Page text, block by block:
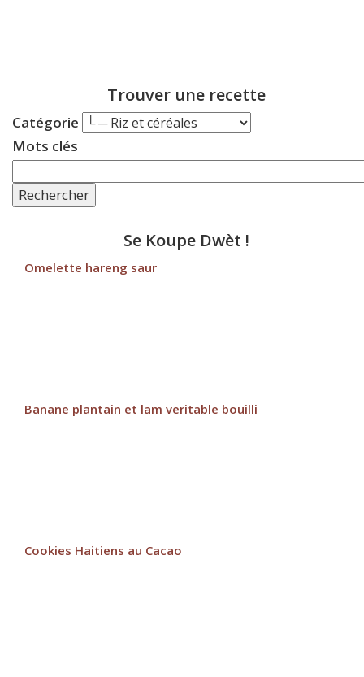
Trouver une recette
Catégorie
Mots clés
Rechercher
Se Koupe Dwèt !
Omelette hareng saur
Banane plantain et lam veritable bouilli
Cookies Haitiens au Cacao